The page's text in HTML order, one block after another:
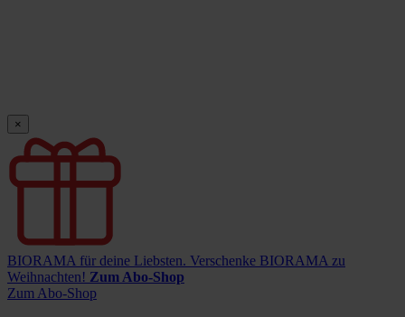
×
BIORAMA für deine Liebsten. Verschenke BIORAMA zu
Weihnachten! Zum Abo-Shop
Zum Abo-Shop